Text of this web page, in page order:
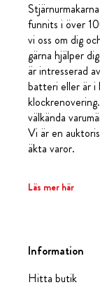
funnits i över
vi oss om dig
gärna hjälper
är intresserad
batteri eller är i
välkända
Vi är en
äkta varor.
Läs mer här
Information
Hitta butik